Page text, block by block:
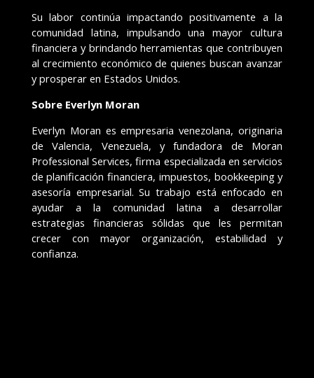
Su labor continúa impactando positivamente a la
comunidad latina, impulsando una mayor cultura
financiera y brindando herramientas que contribuyen
al crecimiento económico de quienes buscan avanzar
y prosperar en Estados Unidos.
Sobre Everlyn Moran
Everlyn Moran es empresaria venezolana, originaria
de Valencia, Venezuela, y fundadora de Moran
Professional Services, firma especializada en servicios
de planificación financiera, impuestos, bookkeeping y
asesoría empresarial. Su trabajo está enfocado en
ayudar a la comunidad latina a desarrollar
estrategias financieras sólidas que les permitan
crecer con mayor organización, estabilidad y
confianza.